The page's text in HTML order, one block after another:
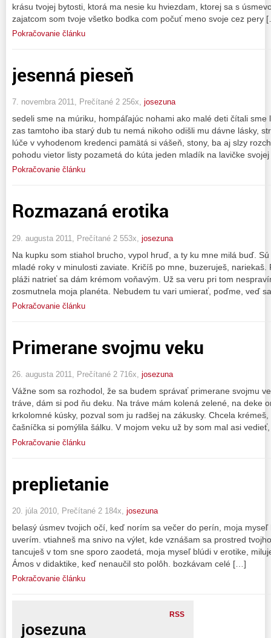
krásu tvojej bytosti, ktorá ma nesie ku hviezdam, ktorej sa s
zajatcom som tvoje všetko bodka com počuť meno svoje cez pery
Pokračovanie článku
jesenná pieseň
7. novembra 2011, Prečítané 2 256x, josezuna
sedeli sme na múriku, hompáľajúc nohami ako malé deti čítali sme
zas tamtoho iba starý dub tu nemá nikoho odišli mu dávne lásky,
lúče v vyhodenom kredenci pamätá si vášeň, stony, ba aj slzy
pohodu vietor listy pozametá do kúta jeden mladík na lavičke
Pokračovanie článku
Rozmazaná erotika
29. augusta 2011, Prečítané 2 553x, josezuna
Na kupku som stiahol brucho, vypol hruď, a ty ku mne milá buď.
mladé roky v minulosti zaviate. Kričíš po mne, buzeruješ,
pláži natrieť sa dám krémom voňavým. Už sa veru pri tom
zosmutnela moja planéta. Nebudem tu vari umierať, poďme, veď
Pokračovanie článku
Primerane svojmu veku
26. augusta 2011, Prečítané 2 716x, josezuna
Vážne som sa rozhodol, že sa budem správať primerane svojmu
tráve, dám si pod ňu deku. Na tráve mám kolená zelené, na deke
krkolomné kúsky, pozval som ju radšej na zákusky. Chcela
čašníčka si pomýlila šálku. V mojom veku už by som mal asi
Pokračovanie článku
preplietanie
20. júla 2010, Prečítané 2 184x, josezuna
belasý úsmev tvojich očí, keď norím sa večer do perín, moja
uverím. vtiahneš ma snivo na výlet, kde vznášam sa prostred
tancuješ v tom sne sporo zaodetá, moja myseľ blúdi v erotike,
Ámos v didaktike, keď nenaučil sto polôh. bozkávam celé […]
Pokračovanie článku
RSS
josezuna